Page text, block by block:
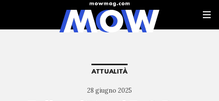
ATTUALITÀ
28 giugno 2025